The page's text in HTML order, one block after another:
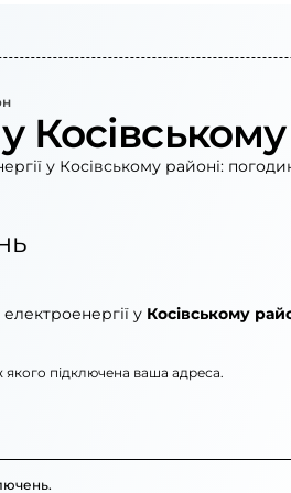
у Косівському районі:
у Косівському
якого підключена ваша адреса.